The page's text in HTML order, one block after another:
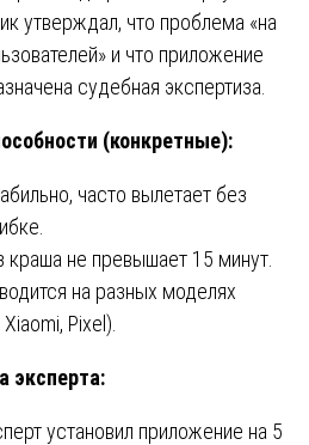
утверждал, что проблема «на
и что приложение
судебная экспертиза.
(конкретные):
часто вылетает без
не превышает 15 минут.
на разных моделях
Pixel).
эксперта:
установил приложение на 5